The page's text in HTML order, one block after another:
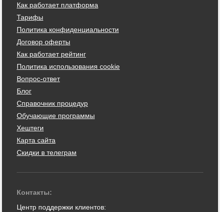
Как работает платформа
Тарифы
Политика конфиденциальности
Договор оферты
Как работает рейтинг
Политика использования cookie
Вопрос-ответ
Блог
Справочник процедур
Обучающие программы
Хештеги
Карта сайта
Скидки в телеграм
Контакты:
Центр поддержки клиентов: